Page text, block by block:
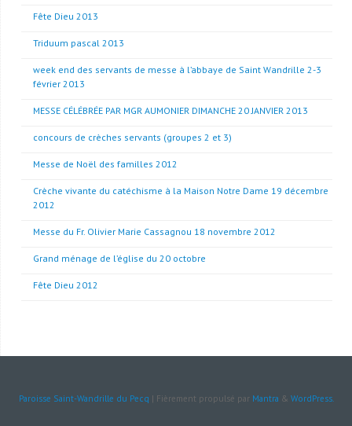
Fête Dieu 2013
Triduum pascal 2013
week end des servants de messe à l’abbaye de Saint Wandrille 2-3
février 2013
MESSE CÉLÉBRÉE PAR MGR AUMONIER DIMANCHE 20 JANVIER 2013
concours de crèches servants (groupes 2 et 3)
Messe de Noël des familles 2012
Crèche vivante du catéchisme à la Maison Notre Dame 19 décembre
2012
Messe du Fr. Olivier Marie Cassagnou 18 novembre 2012
Grand ménage de l’église du 20 octobre
Fête Dieu 2012
Paroisse Saint-Wandrille du Pecq | Fièrement propulsé par Mantra & WordPress.